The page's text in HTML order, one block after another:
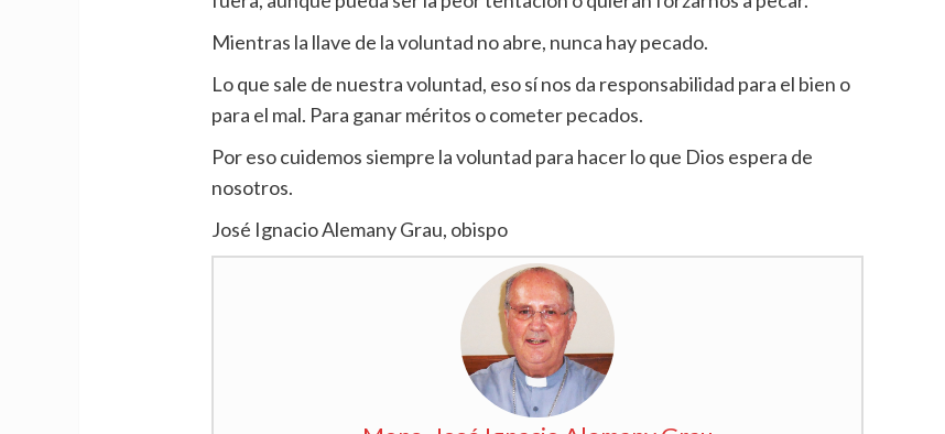
Mientras la llave de la voluntad no abre, nunca hay pecado.
Lo que sale de nuestra voluntad, eso sí nos da responsabilidad para el bien o
para el mal. Para ganar méritos o cometer pecados.
Por eso cuidemos siempre la voluntad para hacer lo que Dios espera de
nosotros.
José Ignacio Alemany Grau, obispo